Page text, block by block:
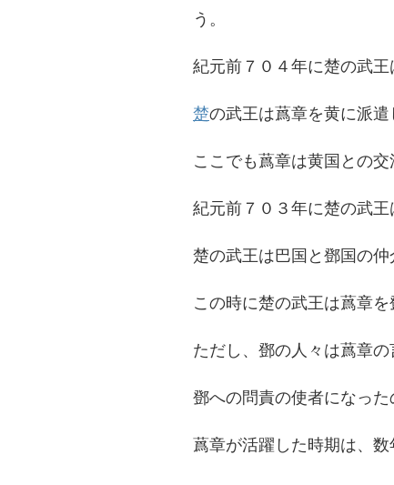
う。
紀元前７０４年に楚の武
楚の武王は蔿章を黄に派遣
ここでも蔿章は黄国との
紀元前７０３年に楚の武
楚の武王は巴国と鄧国の
この時に楚の武王は蔿章
ただし、鄧の人々は蔿章
鄧への問責の使者になっ
蔿章が活躍した時期は、数